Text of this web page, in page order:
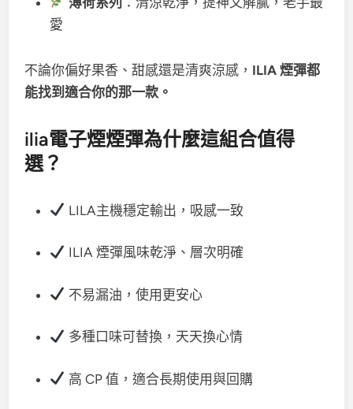
愛
不論你偏好果香、甜感還是清爽涼感， ILIA 煙彈都
能找到適合你的那一款。
ilia電子煙煙彈為什麼這組合值得
選？
LILA主機穩定輸出，吸感一致
ILIA 煙彈風味乾淨、層次明確
不易漏油，使用更安心
多種口味可替換，天天換心情
高 CP 值，適合長期使用與回購